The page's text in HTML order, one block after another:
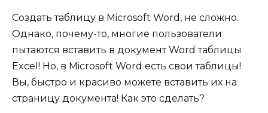
Создать таблицу в Microsoft Word, не сложно.
Однако, почему-то, многие пользователи
пытаются вставить в документ Word таблицы
Excel! Но, в Microsoft Word есть свои таблицы!
Вы, быстро и красиво можете вставить их на
страницу документа! Как это сделать?